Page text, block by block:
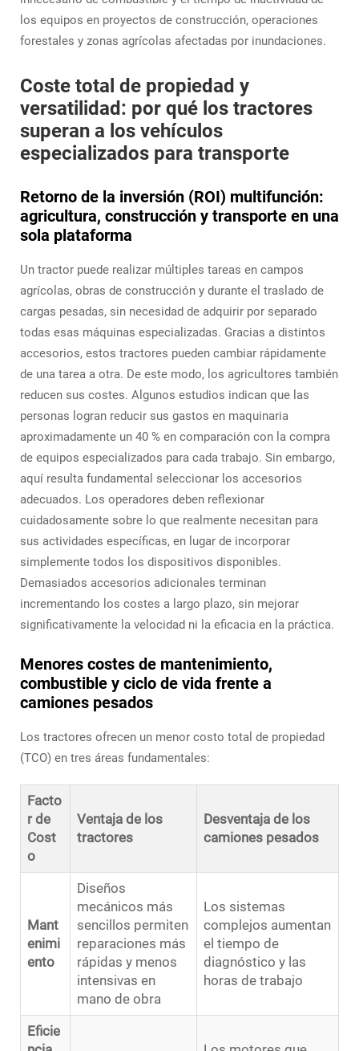
los equipos en proyectos de construcción, operaciones
forestales y zonas agrícolas afectadas por inundaciones.
Coste total de propiedad y
versatilidad: por qué los tractores
superan a los vehículos
especializados para transporte
Retorno de la inversión (ROI) multifunción:
agricultura, construcción y transporte en una
sola plataforma
Un tractor puede realizar múltiples tareas en campos
agrícolas, obras de construcción y durante el traslado de
cargas pesadas, sin necesidad de adquirir por separado
todas esas máquinas especializadas. Gracias a distintos
accesorios, estos tractores pueden cambiar rápidamente
de una tarea a otra. De este modo, los agricultores también
reducen sus costes. Algunos estudios indican que las
personas logran reducir sus gastos en maquinaria
aproximadamente un 40 % en comparación con la compra
de equipos especializados para cada trabajo. Sin embargo,
aquí resulta fundamental seleccionar los accesorios
adecuados. Los operadores deben reflexionar
cuidadosamente sobre lo que realmente necesitan para
sus actividades específicas, en lugar de incorporar
simplemente todos los dispositivos disponibles.
Demasiados accesorios adicionales terminan
incrementando los costes a largo plazo, sin mejorar
significativamente la velocidad ni la eficacia en la práctica.
Menores costes de mantenimiento,
combustible y ciclo de vida frente a
camiones pesados
Los tractores ofrecen un menor costo total de propiedad
(TCO) en tres áreas fundamentales:
Facto
r de
Cost
o
Ventaja de los
tractores
Desventaja de los
camiones pesados
Mant
enimi
ento
Diseños
mecánicos más
sencillos permiten
reparaciones más
rápidas y menos
intensivas en
mano de obra
Los sistemas
complejos aumentan
el tiempo de
diagnóstico y las
horas de trabajo
Eficie